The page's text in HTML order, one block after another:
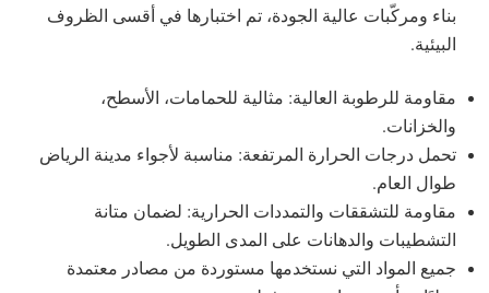
بناء ومركّبات عالية الجودة، تم اختبارها في أقسى الظروف
البيئية.
مقاومة للرطوبة العالية: مثالية للحمامات، الأسطح،
والخزانات.
تحمل درجات الحرارة المرتفعة: مناسبة لأجواء مدينة الرياض
طوال العام.
مقاومة للتشققات والتمددات الحرارية: لضمان متانة
التشطيبات والدهانات على المدى الطويل.
جميع المواد التي نستخدمها مستوردة من مصادر معتمدة